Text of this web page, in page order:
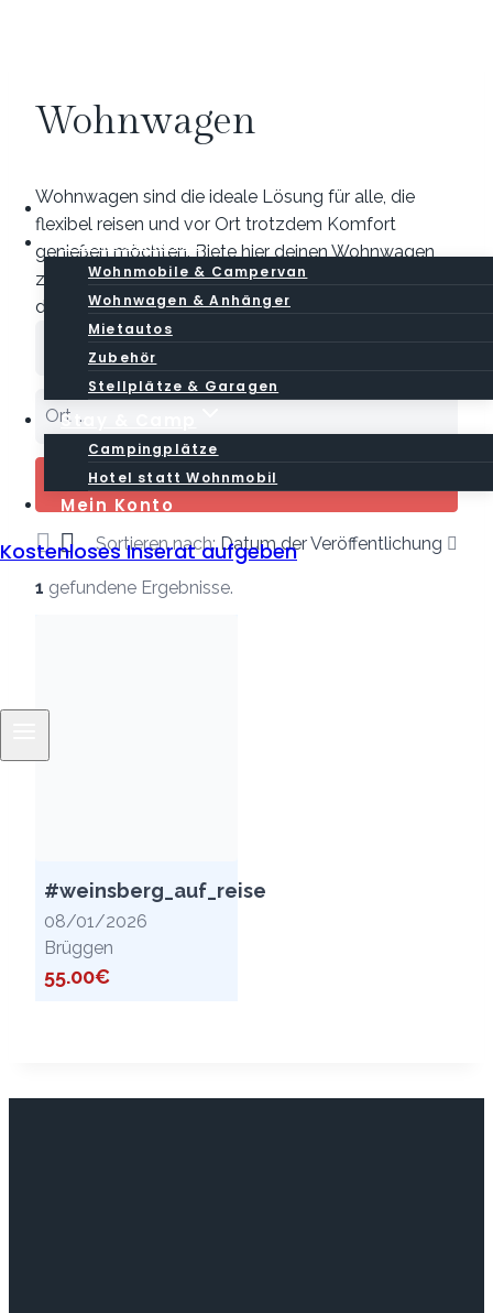
springen
Base
CamperMarkt
Wohnmobile & Campervan
Wohnwagen & Anhänger
Mietautos
Zubehör
Stellplätze & Garagen
Stay & Camp
Campingplätze
Hotel statt Wohnmobil
Mein Konto
Kostenloses Inserat aufgeben
Wohnwagen
Wohnwagen sind die ideale Lösung für alle, die
flexibel reisen und vor Ort trotzdem Komfort
genießen möchten. Biete hier deinen Wohnwagen
zur Miete an oder finde passende Angebote für
deinen Campingurlaub.
Search
Sortieren nach: Datum der Veröffentlichung
1 gefundene Ergebnisse.
#weinsberg_auf_reise
08/01/2026
Brüggen
55.00€